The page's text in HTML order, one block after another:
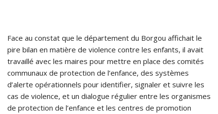
Face au constat que le département du Borgou affichait le
pire bilan en matière de violence contre les enfants, il avait
travaillé avec les maires pour mettre en place des comités
communaux de protection de l’enfance, des systèmes
d’alerte opérationnels pour identifier, signaler et suivre les
cas de violence, et un dialogue régulier entre les organismes
de protection de l’enfance et les centres de promotion